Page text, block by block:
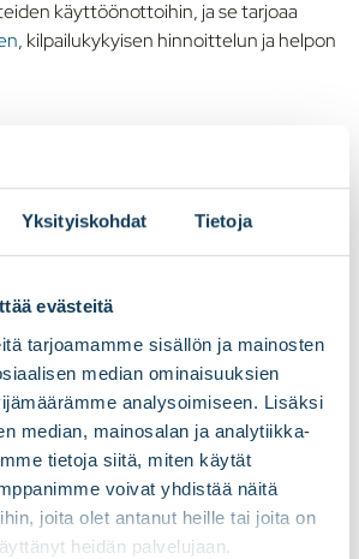
Yksityiskohdat Tietoja
evästeitä
tarjoamamme sisällön ja mainosten
median ominaisuuksien
analysoimiseen. Lisäksi
median, mainosalan ja analytiikka-
tietoja siitä, miten käytät
voivat yhdistää näitä
joita olet antanut heille tai joita on
heidän palvelujaan.
käyttöönottoihin, ja se tarjoaa
, kilpailukykyisen hinnoittelun ja helpon
rooli standardoinnin edistämisessä
GSMA julkaisi vuoden 2024 toisella
standardin, jossa määritellään eSIMien
eSIM-teknologian yhteentoimivuutta
eSIM-hallintaa erilaisissa
Lue lisää tästääskettäin julkaistusta